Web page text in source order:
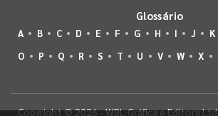
Glossário
A B C D E F G H I J K
O
P Q R S T U V W X
Copyright © 2026 - WBL Gráfica e Editora